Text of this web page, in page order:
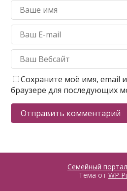
Сохраните моё имя, email
браузере для последующих
Семейный портал
Тема от WP